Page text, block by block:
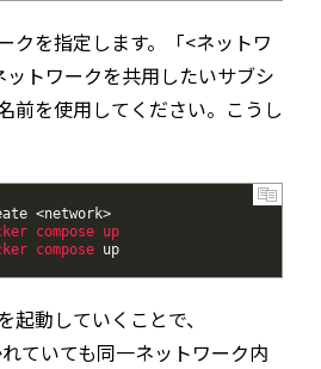
クを指定します。「<ネットワ
トワークを共用したいサブシ
前を使用してください。こうし
<network>
compose up
compose up
起動していくことで、
ていても同一ネットワーク内